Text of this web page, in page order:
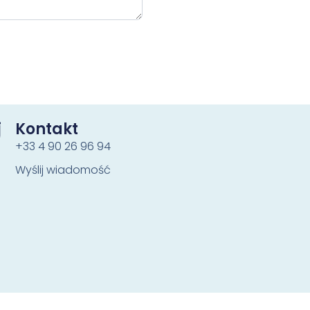
Kontakt
+33 4 90 26 96 94
Wyślij wiadomość